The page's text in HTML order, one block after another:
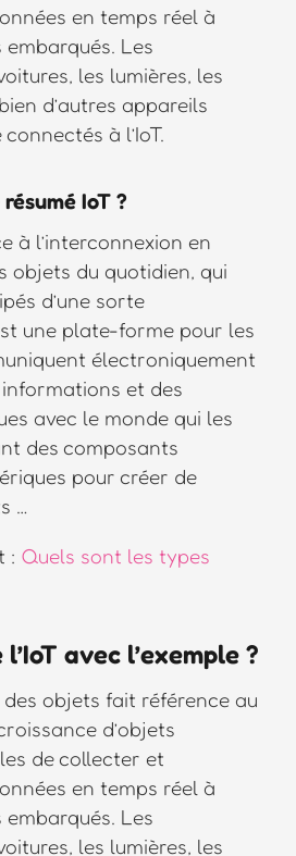
en temps réel à
embarqués. Les
les lumières, les
d’autres appareils
à l’IoT.
IoT ?
à l’interconnexion en
objets du quotidien, qui
d’une sorte
une plate-forme pour les
électroniquement
et des
avec le monde qui les
des composants
pour créer de
…
: Quels sont les types
avec l’exemple ?
des objets fait référence au
d’objets
de collecter et
en temps réel à
embarqués. Les
les lumières, les